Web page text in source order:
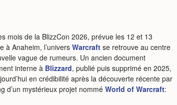
mois de la BlizzCon 2026, prévue les 12 et 13
à Anaheim, l’univers Warcraft se retrouve au centre
vague de rumeurs. Un ancien document
interne à Blizzard, publié puis supprimé en 2025,
en crédibilité après la découverte récente par
d’un mystérieux projet nommé World of Warcraft: